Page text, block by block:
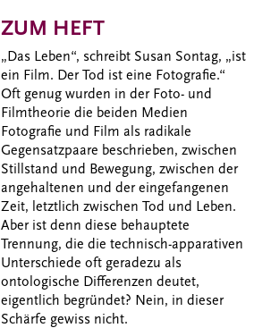
ZUM HEFT
„Das Leben“, schreibt Susan Sontag, „ist
ein Film. Der Tod ist eine Fotografie.“
Oft genug wurden in der Foto- und
Filmtheorie die beiden Medien
Fotografie und Film als radikale
Gegensatzpaare beschrieben, zwischen
Stillstand und Bewegung, zwischen der
angehaltenen und der eingefangenen
Zeit, letztlich zwischen Tod und Leben.
Aber ist denn diese behauptete
Trennung, die die technisch-apparativen
Unterschiede oft geradezu als
ontologische Differenzen deutet,
eigentlich begründet? Nein, in dieser
Schärfe gewiss nicht.